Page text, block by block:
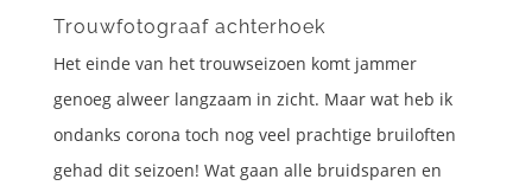
Trouwfotograaf achterhoek
Het einde van het trouwseizoen komt jammer
genoeg alweer langzaam in zicht. Maar wat heb ik
ondanks corona toch nog veel prachtige bruiloften
gehad dit seizoen! Wat gaan alle bruidsparen en